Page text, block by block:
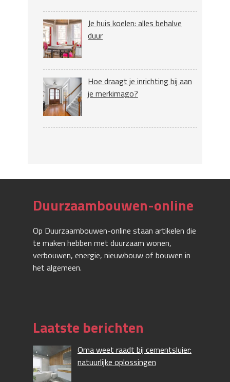
Je huis koelen: alles behalve
duur
Hoe draagt je inrichting bij aan
je merkimago?
Duurzaambouwen-online
Op Duurzaambouwen-online staan artikelen die
te maken hebben met duurzaam wonen,
verbouwen, energie, nieuwbouw of bouwen in
het algemeen.
Laatste berichten
Oma weet raadt bij cementsluier:
natuurlijke oplossingen